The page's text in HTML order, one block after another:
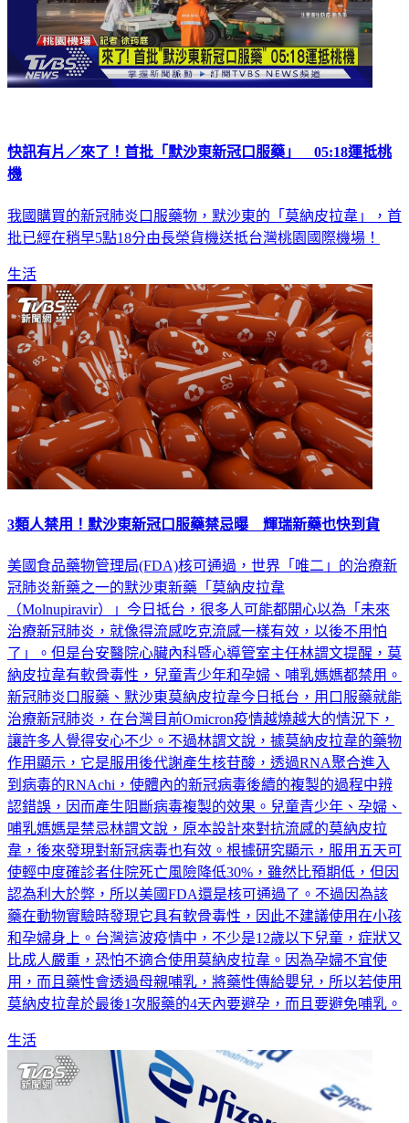
快訊有片／來了！首批「默沙東新冠口服藥」 05:18運抵桃
機
我國購買的新冠肺炎口服藥物，默沙東的「莫納皮拉韋」，首
批已經在稍早5點18分由長榮貨機送抵台灣桃園國際機場！
生活
3類人禁用！默沙東新冠口服藥禁忌曝 輝瑞新藥也快到貨
美國食品藥物管理局(FDA)核可通過，世界「唯二」的治療新
冠肺炎新藥之一的默沙東新藥「莫納皮拉韋
（Molnupiravir）」今日抵台，很多人可能都開心以為「未來
治療新冠肺炎，就像得流感吃克流感一樣有效，以後不用怕
了」。但是台安醫院心臟內科暨心導管室主任林謂文提醒，莫
納皮拉韋有軟骨毒性，兒童青少年和孕婦、哺乳媽媽都禁用。
新冠肺炎口服藥、默沙東莫納皮拉韋今日抵台，用口服藥就能
治療新冠肺炎，在台灣目前Omicron疫情越燒越大的情況下，
讓許多人覺得安心不少。不過林謂文說，據莫納皮拉韋的藥物
作用顯示，它是服用後代謝產生核苷酸，透過RNA聚合進入
到病毒的RNAchi，使體內的新冠病毒後續的複製的過程中辨
認錯誤，因而產生阻斷病毒複製的效果。兒童青少年、孕婦、
哺乳媽媽是禁忌林謂文說，原本設計來對抗流感的莫納皮拉
韋，後來發現對新冠病毒也有效。根據研究顯示，服用五天可
使輕中度確診者住院死亡風險降低30%，雖然比預期低，但因
認為利大於弊，所以美國FDA還是核可通過了。不過因為該
藥在動物實驗時發現它具有軟骨毒性，因此不建議使用在小孩
和孕婦身上。台灣這波疫情中，不少是12歲以下兒童，症狀又
比成人嚴重，恐怕不適合使用莫納皮拉韋。因為孕婦不宜使
用，而且藥性會透過母親哺乳，將藥性傳給嬰兒，所以若使用
莫納皮拉韋於最後1次服藥的4天內要避孕，而且要避免哺乳。
生活